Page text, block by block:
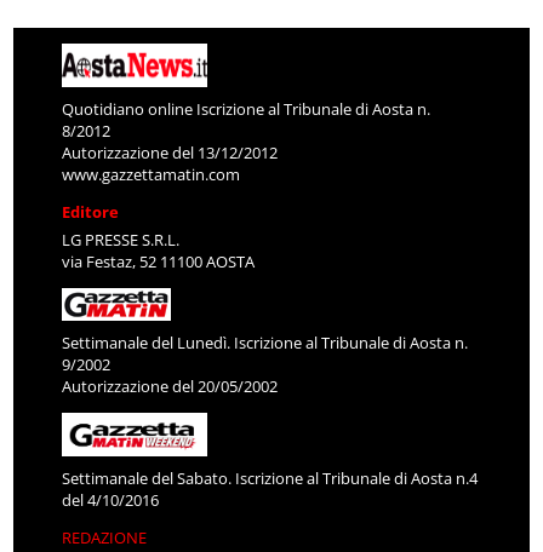
Quotidiano online Iscrizione al Tribunale di Aosta n.
8/2012
Autorizzazione del 13/12/2012
www.gazzettamatin.com
Editore
LG PRESSE S.R.L.
via Festaz, 52 11100 AOSTA
Settimanale del Lunedì. Iscrizione al Tribunale di Aosta n.
9/2002
Autorizzazione del 20/05/2002
Settimanale del Sabato. Iscrizione al Tribunale di Aosta n.4
del 4/10/2016
REDAZIONE